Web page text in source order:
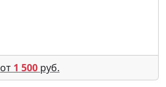
от 1 500 руб.